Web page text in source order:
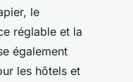
le
réglable et la
également
les hôtels et